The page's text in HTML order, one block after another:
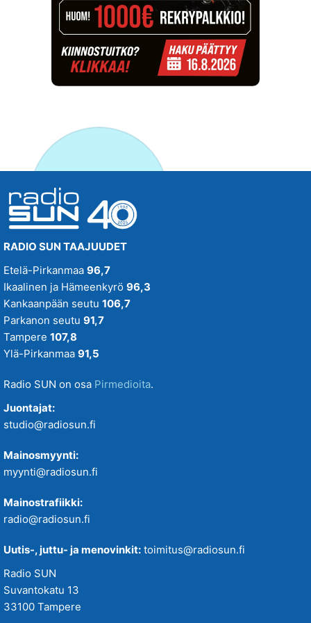
RADIO SUN TAAJUUDET
Etelä-Pirkanmaa 96,7
Ikaalinen ja Hämeenkyrö 96,3
Kankaanpään seutu 106,7
Parkanon seutu 91,7
Tampere 107,8
Ylä-Pirkanmaa 91,5
Radio SUN on osa Pirmedioita.
Juontajat:
studio@radiosun.fi
Mainosmyynti:
myynti@radiosun.fi
Mainostrafiikki:
radio@radiosun.fi
Uutis-, juttu- ja menovinkit: toimitus@radiosun.fi
Radio SUN
Suvantokatu 13
33100 Tampere